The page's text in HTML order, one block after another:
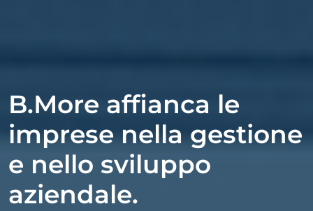
B.More affianca le
imprese nella gestione
e nello sviluppo
aziendale.